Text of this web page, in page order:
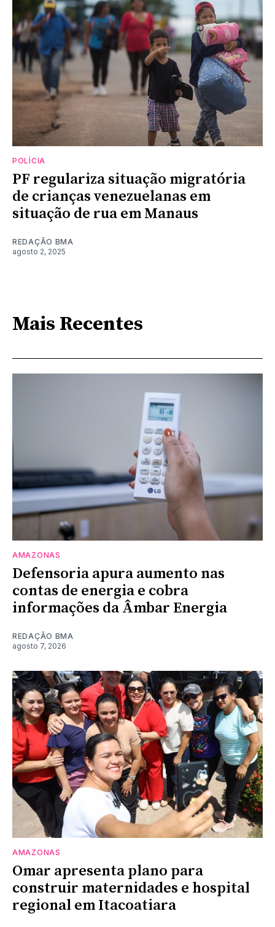
POLÍCIA
PF regulariza situação migratória
de crianças venezuelanas em
situação de rua em Manaus
REDAÇÃO BMA
agosto 2, 2025
Mais Recentes
AMAZONAS
Defensoria apura aumento nas
contas de energia e cobra
informações da Âmbar Energia
REDAÇÃO BMA
agosto 7, 2026
AMAZONAS
Omar apresenta plano para
construir maternidades e hospital
regional em Itacoatiara